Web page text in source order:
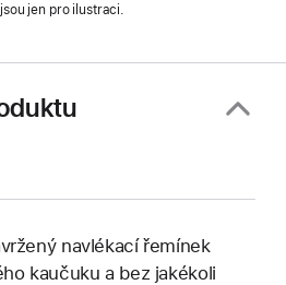
jen pro ilustraci.
navlékací řemínek
kaučuku a bez jakékoli